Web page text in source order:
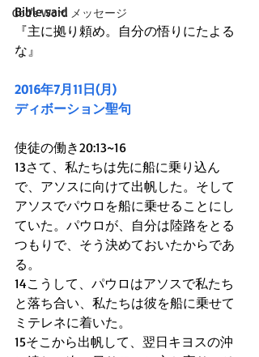
God's Word メッセージ
Bible said
『主に拠り頼め。自分の悟りにたよる
な』
2016年7月11日(月)
ディボーション聖句
使徒の働き20:13~16
13さて、私たちは先に船に乗り込ん
で、アソスに向けて出帆した。そして
アソスでパウロを船に乗せることにし
ていた。パウロが、自分は陸路をとる
つもりで、そう決めておいたからであ
る。
14こうして、パウロはアソスで私たち
と落ち合い、私たちは彼を船に乗せて
ミテレネに着いた。
15そこから出帆して、翌日キヨスの沖